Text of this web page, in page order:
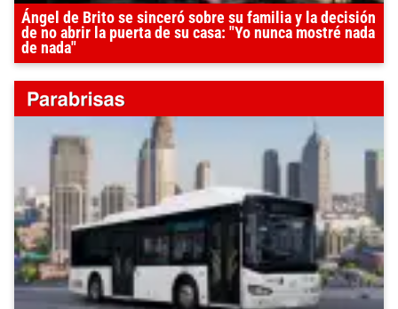
Ángel de Brito se sinceró sobre su familia y la decisión
de no abrir la puerta de su casa: "Yo nunca mostré nada
de nada"